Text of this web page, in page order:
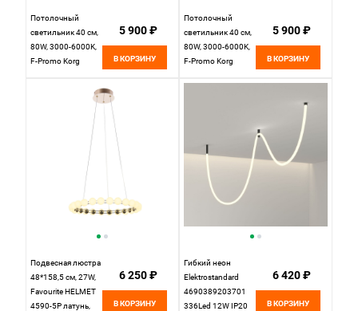
Потолочный
светильник 40 см,
80W, 3000-6000K,
F-Promo Korg
5 900 ₽
В КОРЗИНУ
Потолочный
светильник 40 см,
80W, 3000-6000K,
F-Promo Korg
5 900 ₽
В КОРЗИНУ
Подвесная люстра
48*158,5 см, 27W,
Favourite HELMET
4590-5P латунь,
6 250 ₽
В КОРЗИНУ
Гибкий неон
Elektrostandard
4690389203701
336Led 12W IP20
6 420 ₽
В КОРЗИНУ